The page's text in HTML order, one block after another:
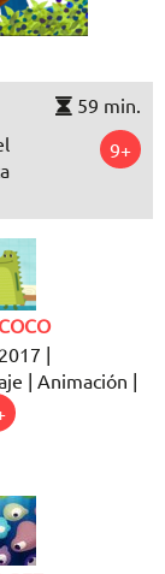
59 min.
9+
|
| Animación |